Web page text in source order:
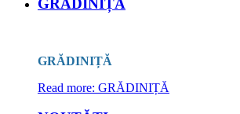
GRĂDINIȚĂ
GRĂDINIȚĂ
Read more: GRĂDINIȚĂ